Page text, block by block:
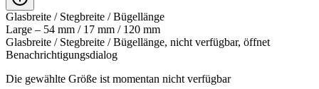
Glasbreite / Stegbreite / Bügellänge
Large – 54 mm / 17 mm / 120 mm
Glasbreite / Stegbreite / Bügellänge, nicht verfügbar, öffnet
Benachrichtigungsdialog
Die gewählte Größe ist momentan nicht verfügbar